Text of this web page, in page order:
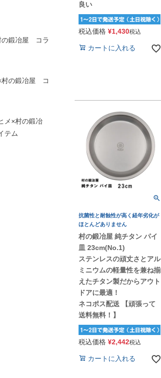
の鍛冶屋 コラ
の鍛冶屋 コ
メ×村の鍛冶
テム
良い
税込価格 ¥1,430税込
カートに入れる
抗菌性と耐蝕性が高く経年劣化が
ほとんどありません
村の鍛冶屋 純チタン パイ
皿 23cm(No.1)
ステンレスの頑丈さとアル
ミニウムの軽量性を兼ね揃
えたチタン製だからアウト
ドアに最適！
ネコポス配送 【頑張って
送料無料！】
税込価格 ¥2,442税込
カートに入れる